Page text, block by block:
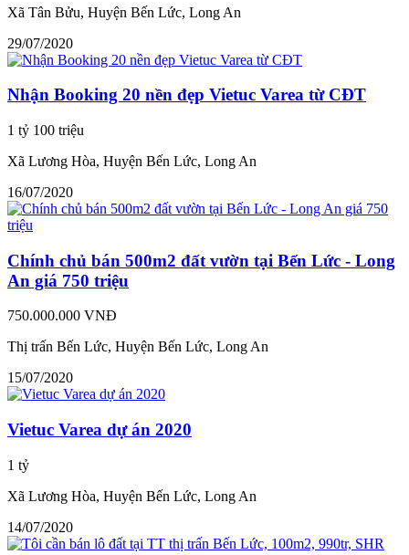
Xã Tân Bửu, Huyện Bến Lức, Long An
29/07/2020
Nhận Booking 20 nền đẹp Vietuc Varea từ CĐT
1 tỷ 100 triệu
Xã Lương Hòa, Huyện Bến Lức, Long An
16/07/2020
Chính chủ bán 500m2 đất vườn tại Bến Lức - Long
An giá 750 triệu
750.000.000 VNĐ
Thị trấn Bến Lức, Huyện Bến Lức, Long An
15/07/2020
Vietuc Varea dự án 2020
1 tỷ
Xã Lương Hòa, Huyện Bến Lức, Long An
14/07/2020